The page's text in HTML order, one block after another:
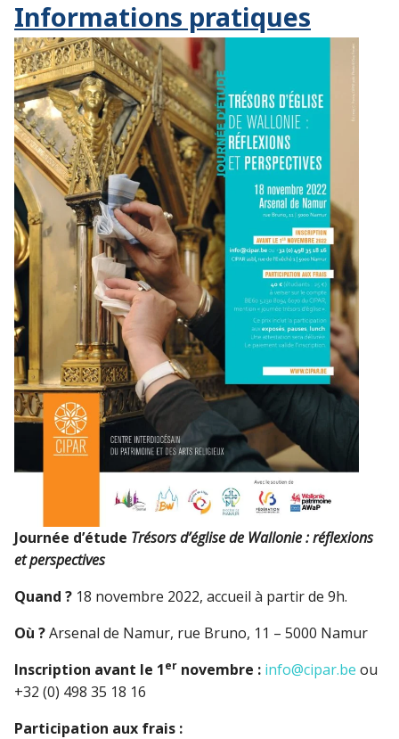
Informations pratiques
Journée d’étude Trésors d’église de Wallonie : réflexions
et perspectives
Quand ? 18 novembre 2022, accueil à partir de 9h.
Où ?Arsenal de Namur, rue Bruno, 11 – 5000 Namur
Inscription avant le 1er novembre : info@cipar.be ou
+32 (0) 498 35 18 16
Participation aux frais :